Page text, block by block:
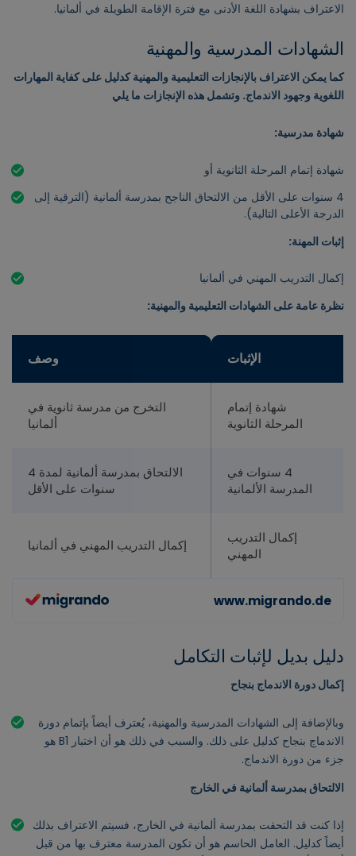
الاعتراف بشهادة اللغة الأدنى مع فترة الإقامة الطويلة في ألمانيا.
الشهادات المدرسية والمهنية
كما يمكن الاعتراف بالإنجازات التعليمية والمهنية كدليل على كفاية المهارات
اللغوية وجهود الاندماج. وتشمل هذه الإنجازات ما يلي
شهادة مدرسية:
شهادة إتمام المرحلة الثانوية أو
4 سنوات على الأقل من الالتحاق الناجح بمدرسة ألمانية (الترقية إلى
الدرجة الأعلى التالية).
إثبات المهنة:
إكمال التدريب المهني في ألمانيا
نظرة عامة على الشهادات التعليمية والمهنية:
الإثبات وصف
شهادة إتمام
المرحلة الثانوية
التخرج من مدرسة ثانوية في
ألمانيا
4 سنوات في
المدرسة الألمانية
الالتحاق بمدرسة ألمانية لمدة 4
سنوات على الأقل
إكمال التدريب
المهني
إكمال التدريب المهني في ألمانيا
دليل بديل لإثبات التكامل
إكمال دورة الاندماج بنجاح
وبالإضافة إلى الشهادات المدرسية والمهنية، يُعترف أيضاً بإتمام دورة
الاندماج بنجاح كدليل على ذلك. والسبب في ذلك هو أن اختبار B1 هو
جزء من دورة الاندماج.
الالتحاق بمدرسة ألمانية في الخارج
إذا كنت قد التحقت بمدرسة ألمانية في الخارج، فسيتم الاعتراف بذلك
أيضاً كدليل. العامل الحاسم هو أن تكون المدرسة معترف بها من قبل